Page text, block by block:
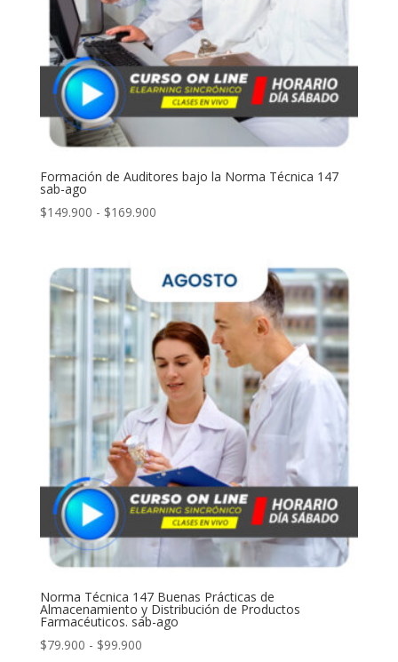
Formación de Auditores bajo la Norma Técnica 147
sab-ago
$149.900 - $169.900Rango
desde
$149.900
hasta
$169.900
Norma Técnica 147 Buenas Prácticas de
Almacenamiento y Distribución de Productos
Farmacéuticos. sab-ago
$79.900 - $99.900Rango